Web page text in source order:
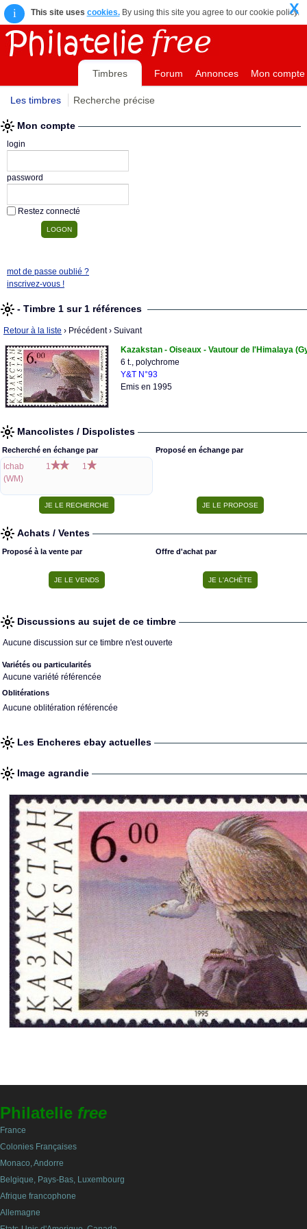
i This site uses cookies.By using this site you agree to our cookie policy.
X
Timbres Forum Annonces Mon compte
Les timbres Recherche précise
Mon compte
login
password
Restez connecté
mot de passe oublié ?
inscrivez-vous !
- Timbre 1 sur 1 références
Retour à la liste › Précédent› Suivant
Kazakstan - Oiseaux - Vautour de l'Himalaya
6 t., polychrome
Y&T N°93
Emis en 1995
Mancolistes / Dispolistes
Recherché en échange par
lchab
(WM)
1 1
Proposé en échange par
Achats / Ventes
Proposé à la vente par Offre d'achat par
Discussions au sujet de ce timbre
Aucune discussion sur ce timbre n'est ouverte
Variétés ou particularités
Aucune variété référencée
Oblitérations
Aucune oblitération référencée
Les Encheres ebay actuelles
Image agrandie
Philatelie free
France
Colonies Françaises
Monaco, Andorre
Belgique, Pays-Bas, Luxembourg
Afrique francophone
Allemagne